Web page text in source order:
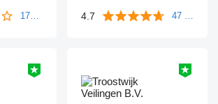
172 komentara 4.7 47 komentara